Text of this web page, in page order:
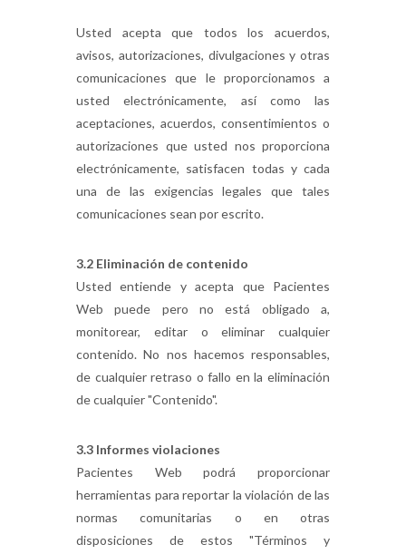
Usted acepta que todos los acuerdos,
avisos, autorizaciones, divulgaciones y otras
comunicaciones que le proporcionamos a
usted electrónicamente, así como las
aceptaciones, acuerdos, consentimientos o
autorizaciones que usted nos proporciona
electrónicamente, satisfacen todas y cada
una de las exigencias legales que tales
comunicaciones sean por escrito.
3.2 Eliminación de contenido
Usted entiende y acepta que Pacientes
Web puede pero no está obligado a,
monitorear, editar o eliminar cualquier
contenido. No nos hacemos responsables,
de cualquier retraso o fallo en la eliminación
de cualquier "Contenido".
3.3 Informes violaciones
Pacientes Web podrá proporcionar
herramientas para reportar la violación de las
normas comunitarias o en otras
disposiciones de estos "Términos y